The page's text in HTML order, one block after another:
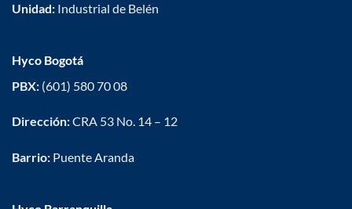
Unidad:Industrial de Belén
Hyco Bogotá
PBX:(601) 580 70 08
Dirección:CRA 53 No. 14 – 12
Barrio:Puente Aranda